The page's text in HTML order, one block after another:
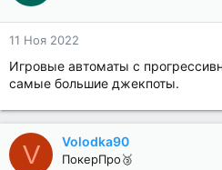
11 Ноя 2022
Игровые автоматы с
самые большие джекпоты.
V Volodka90
ПокерПро🥉